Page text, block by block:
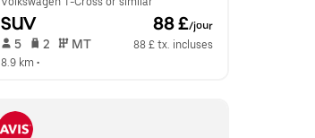
SUV 88 £/jour
5 2 MT
88 £ tx. incluses
8.9 km •